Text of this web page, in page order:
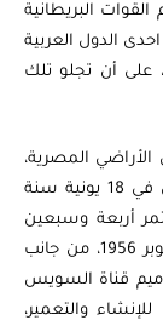
البريطانية
الدول العربية
على أن تجلو تلك
المصرية،
ورفع العلم المصري على منطقة قناة السويس في 18 يونية سنة
أربعة وسبعين
عاما، وعقب العدوان الثلاثي على مصر في 31 أكتوبر 1956، من جانب
قناة السويس
للإنشاء والتعمير،